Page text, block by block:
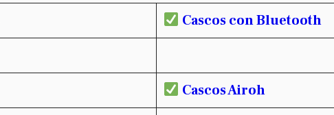
Cascos con Bluetooth
Cascos Airoh